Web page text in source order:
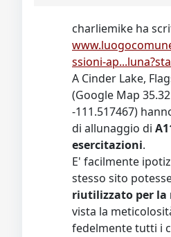
charliemike ha
ssioni-
A Cinder Lake,
(Google Map
-111.517467)
di allunaggio di
esercitazioni.
E' facilmente
stesso sito
riutilizzato per la
vista la
fedelmente tutti i